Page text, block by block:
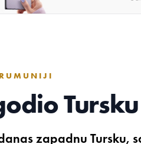
Tursku
zapadnu Tursku,